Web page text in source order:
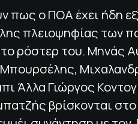
πως ο ΠΟΑ έχει ήδη
πλειοψηφίας των
ρόστερ του. Μηνάς
Άλλα Γιώργος
βρίσκονται